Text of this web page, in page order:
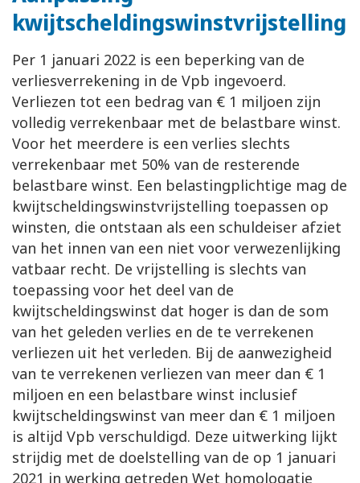
kwijtscheldingswinstvrijstelling
Per 1 januari 2022 is een beperking van de
verliesverrekening in de Vpb ingevoerd.
Verliezen tot een bedrag van € 1 miljoen zijn
volledig verrekenbaar met de belastbare winst.
Voor het meerdere is een verlies slechts
verrekenbaar met 50% van de resterende
belastbare winst. Een belastingplichtige mag de
kwijtscheldingswinstvrijstelling toepassen op
winsten, die ontstaan als een schuldeiser afziet
van het innen van een niet voor verwezenlijking
vatbaar recht. De vrijstelling is slechts van
toepassing voor het deel van de
kwijtscheldingswinst dat hoger is dan de som
van het geleden verlies en de te verrekenen
verliezen uit het verleden. Bij de aanwezigheid
van te verrekenen verliezen van meer dan € 1
miljoen en een belastbare winst inclusief
kwijtscheldingswinst van meer dan € 1 miljoen
is altijd Vpb verschuldigd. Deze uitwerking lijkt
strijdig met de doelstelling van de op 1 januari
2021 in werking getreden Wet homologatie